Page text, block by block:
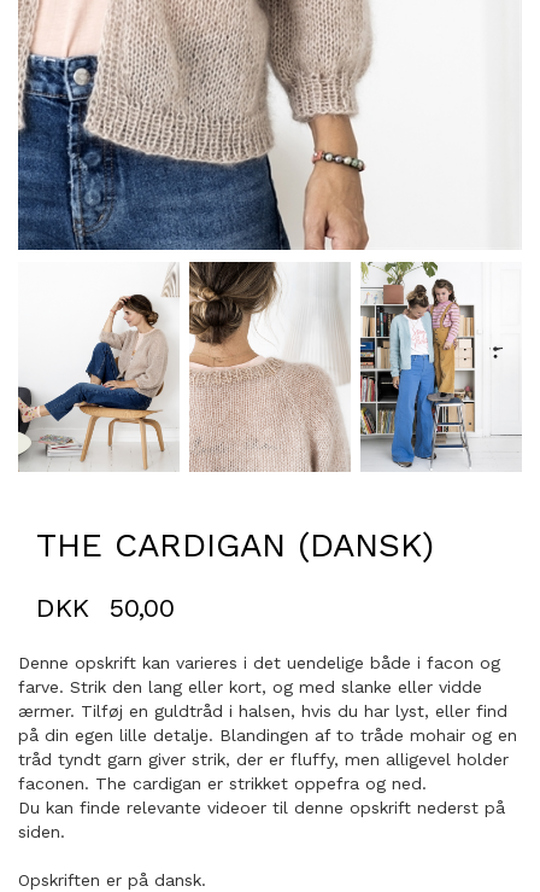
THE CARDIGAN (DANSK)
DKK 50,00
Denne opskrift kan varieres i det uendelige både i facon og
farve. Strik den lang eller kort, og med slanke eller vidde
ærmer. Tilføj en guldtråd i halsen, hvis du har lyst, eller find
på din egen lille detalje. Blandingen af to tråde mohair og en
tråd tyndt garn giver strik, der er fluffy, men alligevel holder
faconen. The cardigan er strikket oppefra og ned.
Du kan finde relevante videoer til denne opskrift nederst på
siden.
Opskriften er på dansk.